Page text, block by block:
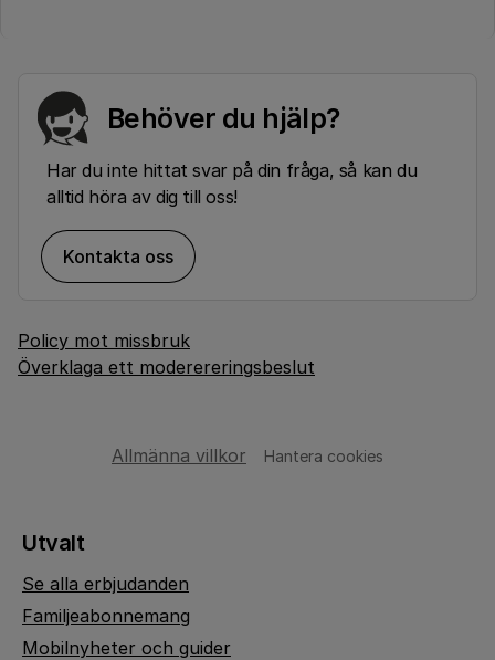
Behöver du hjälp?
Har du inte hittat svar på din fråga, så kan du
alltid höra av dig till oss!
Kontakta oss
Policy mot missbruk
Överklaga ett moderereringsbeslut
Allmänna villkor Hantera cookies
Utvalt
Se alla erbjudanden
Familjeabonnemang
Mobilnyheter och guider